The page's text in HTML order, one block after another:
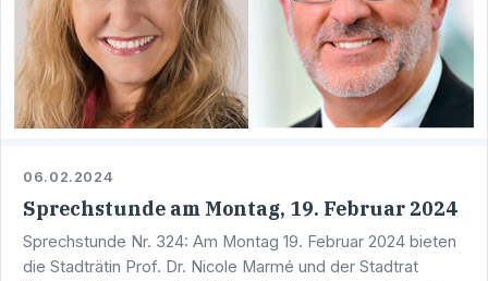
06.02.2024
Sprechstunde am Montag, 19. Februar 2024
Sprechstunde Nr. 324: Am Montag 19. Februar 2024 bieten
die Stadträtin Prof. Dr. Nicole Marmé und der Stadtrat